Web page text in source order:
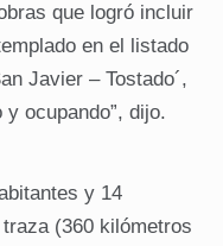
que logró incluir
en el listado
Javier – Tostado´,
ocupando”, dijo.
y 14
(360 kilómetros